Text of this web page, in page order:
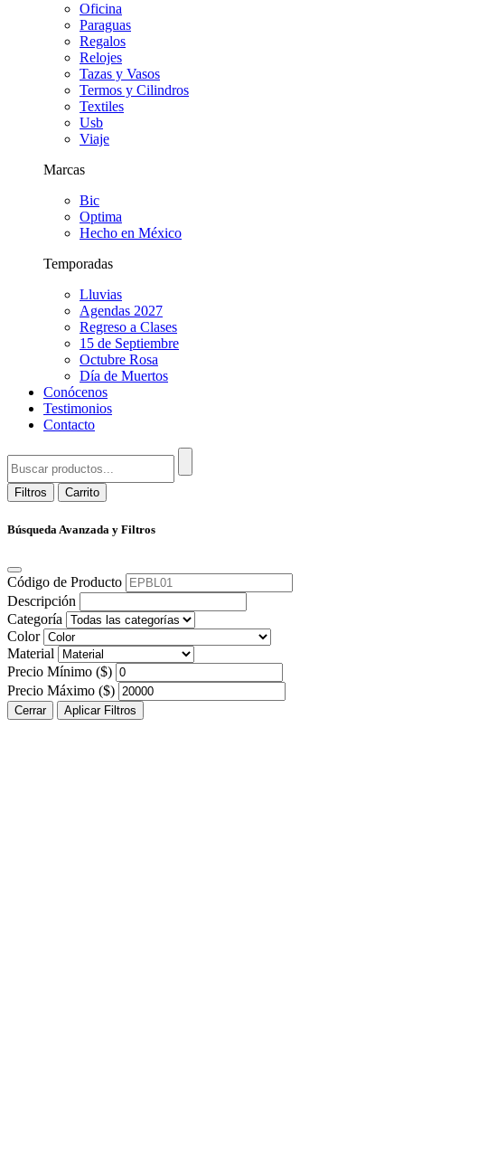
Oficina
Paraguas
Regalos
Relojes
Tazas y Vasos
Termos y Cilindros
Textiles
Usb
Viaje
Marcas
Bic
Optima
Hecho en México
Temporadas
Lluvias
Agendas 2027
Regreso a Clases
15 de Septiembre
Octubre Rosa
Día de Muertos
Conócenos
Testimonios
Contacto
Filtros Carrito
Búsqueda Avanzada y Filtros
Código de Producto
Descripción
Categoría
Color
Material
Precio Mínimo ($)
Precio Máximo ($)
Cerrar Aplicar Filtros